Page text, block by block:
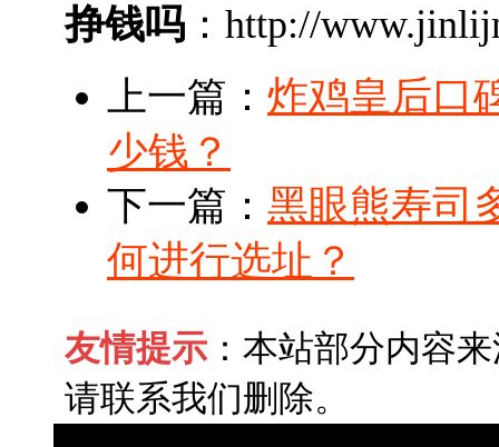
挣钱吗 ：http://
上一篇： 炸鸡皇后口
少钱？
下一篇： 黑眼熊寿司
何进行选址？
友情提示 ：本站部分内容
请联系我们删除。